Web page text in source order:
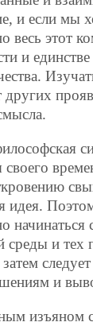
и если мы
этот
и
других
своего
идея.
начинаться
среды и тех
и
изъяном